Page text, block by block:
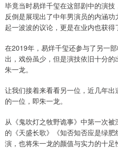
毕竟当时易烊千玺在这部剧中的演技
反倒是展现出了中年男演员的内涵
起一波波的议论，更是在业内也获得
在2019年，易烊千玺还参与了另一
出，戏份虽少，但是演技依旧十分的
朱一龙。
让我们接着来看看另一位，近几年
的一位，即朱一龙。
从《鬼吹灯之牧野诡事》中第一次
的《天盛长歌》《知否知否应是绿
演，也将朱一龙的颜值与实力的十足